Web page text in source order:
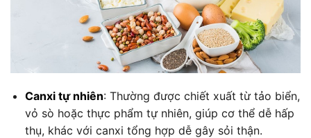
Canxi tự nhiên: Thường được chiết xuất từ tảo biển,
vỏ sò hoặc thực phẩm tự nhiên, giúp cơ thể dễ hấp
thụ, khác với canxi tổng hợp dễ gây sỏi thận.